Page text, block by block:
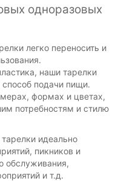
одноразовых
легко переносить и
наши тарелки
способ подачи пищи.
формах и цветах,
потребностям и стилю
идеально
пикников и
обслуживания,
и т.д.